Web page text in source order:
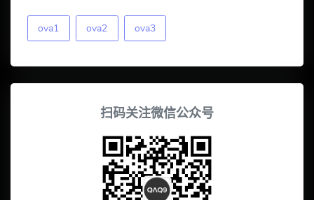
ova1 ova2 ova3
扫码关注微信公众号